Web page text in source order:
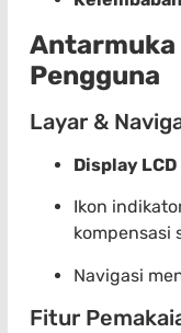
Antarmuka
Pengguna
Layar &
Display LCD
Ikon
kompensasi
Navigasi
Fitur